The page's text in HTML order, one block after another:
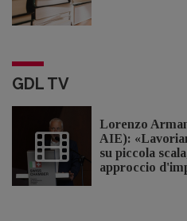
GDL TV
Lorenzo
AIE):
su piccola
approccio